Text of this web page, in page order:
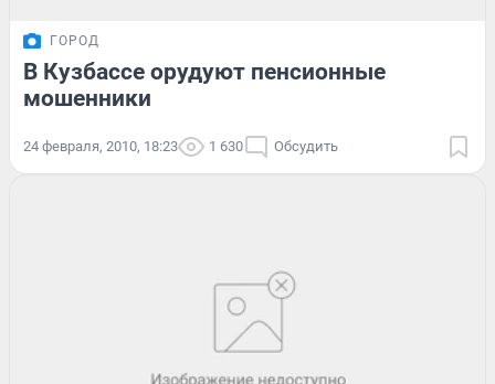
ГОРОД
В Кузбассе орудуют пенсионные
мошенники
24 февраля, 2010, 18:23 1 630 Обсудить